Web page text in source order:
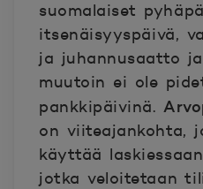
suomalaiset
itsenäisyyspäivä,
ja juhannusaatto
muutoin ei ole
pankkipäivinä.
on viiteajankohta,
käyttää
jotka veloitetaan